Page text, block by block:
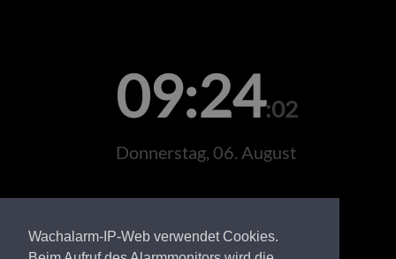
Wachalarm-IP-Web verwendet Cookies.
09:24:02
Donnerstag, 06. August